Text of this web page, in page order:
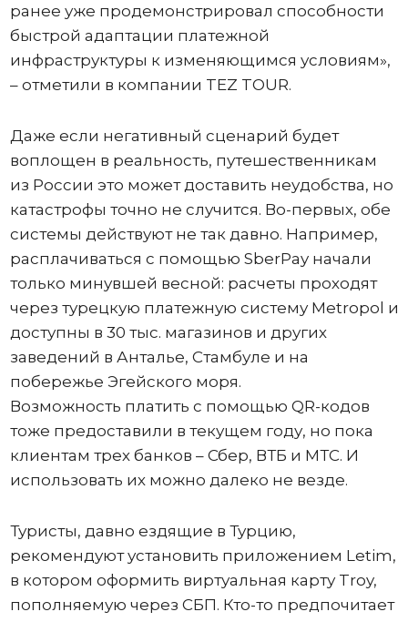
ранее уже продемонстрировал способности
быстрой адаптации платежной
инфраструктуры к изменяющимся условиям»,
– отметили в компании TEZ TOUR.
Даже если негативный сценарий будет
воплощен в реальность, путешественникам
из России это может доставить неудобства, но
катастрофы точно не случится. Во-первых, обе
системы действуют не так давно. Например,
расплачиваться с помощью SberPay начали
только минувшей весной: расчеты проходят
через турецкую платежную систему Metropol и
доступны в 30 тыс. магазинов и других
заведений в Анталье, Стамбуле и на
побережье Эгейского моря.
Возможность платить с помощью QR-кодов
тоже предоставили в текущем году, но пока
клиентам трех банков – Сбер, ВТБ и МТС. И
использовать их можно далеко не везде.
Туристы, давно ездящие в Турцию,
рекомендуют установить приложением Letim,
в котором оформить виртуальная карту Troy,
пополняемую через СБП. Кто-то предпочитает